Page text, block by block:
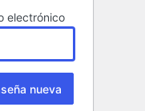
electrónico